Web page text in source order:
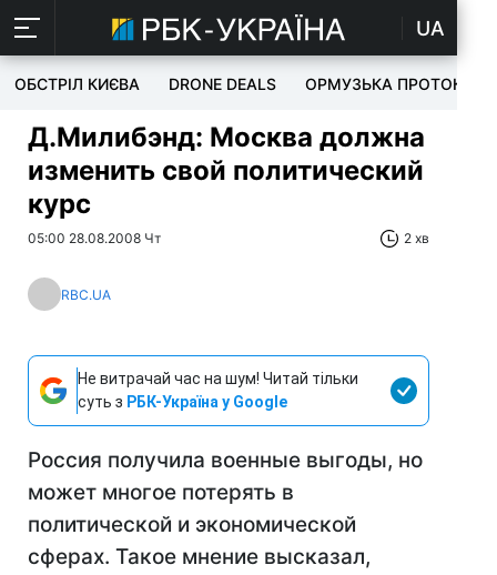
UA
ОБСТРІЛ КИЄВА DRONE DEALS ОРМУЗЬКА ПРОТОКА
Д.Милибэнд: Москва должна
изменить свой политический
курс
05:00 28.08.2008 Чт 2 хв
RBC.UA
Не витрачай час на шум! Читай тільки
суть з РБК-Україна у Google
Россия получила военные выгоды, но
может многое потерять в
политической и экономической
сферах. Такое мнение высказал,